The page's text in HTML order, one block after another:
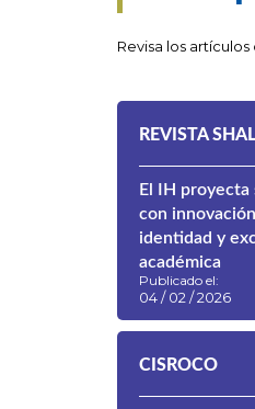
El IH proyecta
con
identidad y
académica
Publicado el:
04 / 02 / 2026